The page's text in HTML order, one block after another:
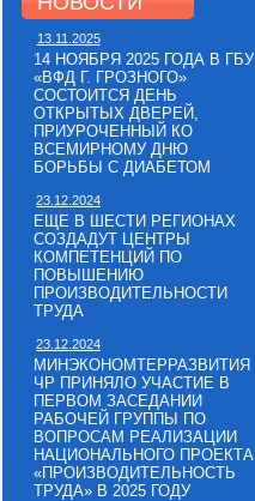
13.11.2025
14 НОЯБРЯ 2025 ГОДА В ГБУ
«ВФД Г. ГРОЗНОГО»
СОСТОИТСЯ ДЕНЬ
ОТКРЫТЫХ ДВЕРЕЙ,
ПРИУРОЧЕННЫЙ КО
ВСЕМИРНОМУ ДНЮ
БОРЬБЫ С ДИАБЕТОМ
23.12.2024
ЕЩЕ В ШЕСТИ РЕГИОНАХ
СОЗДАДУТ ЦЕНТРЫ
КОМПЕТЕНЦИЙ ПО
ПОВЫШЕНИЮ
ПРОИЗВОДИТЕЛЬНОСТИ
ТРУДА
23.12.2024
МИНЭКОНОМТЕРРАЗВИТИЯ
ЧР ПРИНЯЛО УЧАСТИЕ В
ПЕРВОМ ЗАСЕДАНИИ
РАБОЧЕЙ ГРУППЫ ПО
ВОПРОСАМ РЕАЛИЗАЦИИ
НАЦИОНАЛЬНОГО ПРОЕКТА
«ПРОИЗВОДИТЕЛЬНОСТЬ
ТРУДА» В 2025 ГОДУ